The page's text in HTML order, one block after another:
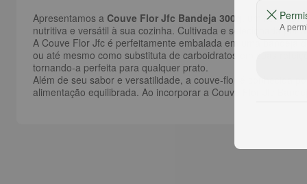
Apresentamos a Couve Flor Jfc Bandeja 300g
, um item
nutritiva e versátil à sua cozinha. Cultivada e selecionada
A Couve Flor Jfc é perfeitamente embalada em uma
ou até mesmo como substituta de carboidratos em suas
tornando-a perfeita para qualquer prato.
Além de seu sabor e versatilidade, a couve-flor é conhecida
alimentação equilibrada. Ao incorporar a Couve Flor Jfc
A